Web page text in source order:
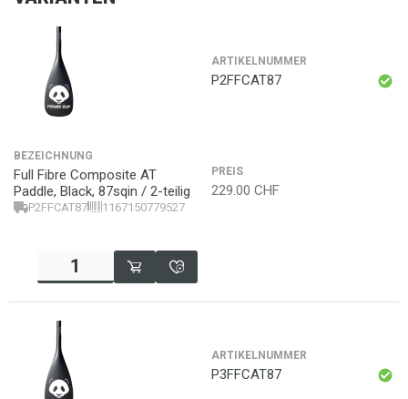
ARTIKELNUMMER
P2FFCAT87
BEZEICHNUNG
Full Fibre Composite AT
Paddle, Black, 87sqin / 2-teilig
P2FFCAT87 1167150779527
PREIS
229.00 CHF
ARTIKELNUMMER
P3FFCAT87